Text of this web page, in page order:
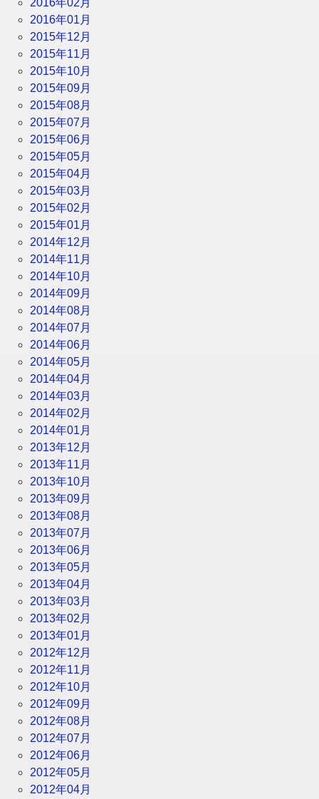
2016年01月
2015年12月
2015年11月
2015年10月
2015年09月
2015年08月
2015年07月
2015年06月
2015年05月
2015年04月
2015年03月
2015年02月
2015年01月
2014年12月
2014年11月
2014年10月
2014年09月
2014年08月
2014年07月
2014年06月
2014年05月
2014年04月
2014年03月
2014年02月
2014年01月
2013年12月
2013年11月
2013年10月
2013年09月
2013年08月
2013年07月
2013年06月
2013年05月
2013年04月
2013年03月
2013年02月
2013年01月
2012年12月
2012年11月
2012年10月
2012年09月
2012年08月
2012年07月
2012年06月
2012年05月
2012年04月